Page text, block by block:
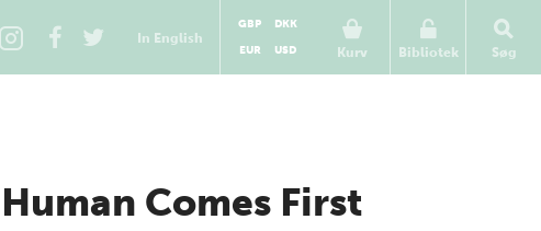
In English
Kurv
GBP
DKK
EUR
USD Bibliotek Søg
Human Comes First